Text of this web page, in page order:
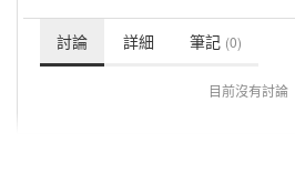
討論 詳細 筆記 (0)
目前沒有討論